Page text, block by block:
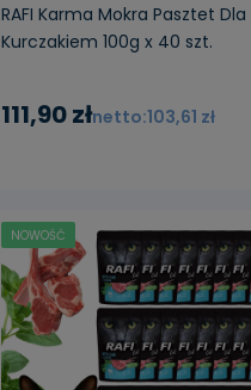
RAFI Karma Mokra Pasztet
Kurczakiem 100g x 40 szt.
111,90 zł 103,61 zł
NOWOŚĆ